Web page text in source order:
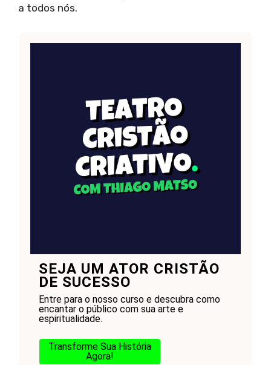
a todos nós.
SEJA UM ATOR CRISTÃO
DE SUCESSO
Entre para o nosso curso e descubra como
encantar o público com sua arte e
espiritualidade.
Transforme Sua História
Agora!